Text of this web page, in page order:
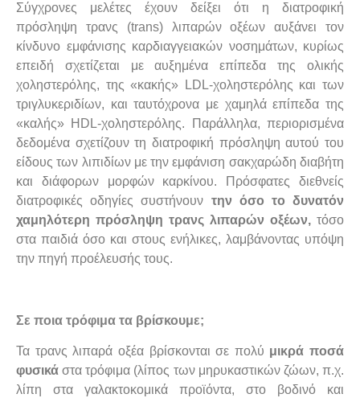
Σύγχρονες μελέτες έχουν δείξει ότι η διατροφική
πρόσληψη τρανς (trans) λιπαρών οξέων αυξάνει τον
κίνδυνο εμφάνισης καρδιαγγειακών νοσημάτων, κυρίως
επειδή σχετίζεται με αυξημένα επίπεδα της ολικής
χοληστερόλης, της «κακής» LDL-χοληστερόλης και των
τριγλυκεριδίων, και ταυτόχρονα με χαμηλά επίπεδα της
«καλής» HDL-χοληστερόλης. Παράλληλα, περιορισμένα
δεδομένα σχετίζουν τη διατροφική πρόσληψη αυτού του
είδους των λιπιδίων με την εμφάνιση σακχαρώδη διαβήτη
και διάφορων μορφών καρκίνου. Πρόσφατες διεθνείς
διατροφικές οδηγίες συστήνουν την όσο το δυνατόν
χαμηλότερη πρόσληψη τρανς λιπαρών οξέων, τόσο
στα παιδιά όσο και στους ενήλικες, λαμβάνοντας υπόψη
την πηγή προέλευσής τους.
Σε ποια τρόφιμα τα βρίσκουμε;
Τα τρανς λιπαρά οξέα βρίσκονται σε πολύ μικρά ποσά
φυσικάστα τρόφιμα (λίπος των μηρυκαστικών ζώων, π.χ.
λίπη στα γαλακτοκομικά προϊόντα, στο βοδινό και